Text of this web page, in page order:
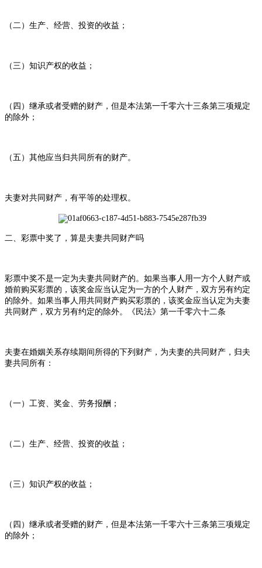
（二）生产、经营、投资的收益；
（三）知识产权的收益；
（四）继承或者受赠的财产，但是本法第一千零六十三条第三项规定
的除外；
（五）其他应当归共同所有的财产。
夫妻对共同财产，有平等的处理权。
二、彩票中奖了，算是夫妻共同财产吗
彩票中奖不是一定为夫妻共同财产的。如果当事人用一方个人财产或
婚前购买彩票的，该奖金应当认定为一方的个人财产，双方另有约定
的除外。如果当事人用共同财产购买彩票的，该奖金应当认定为夫妻
共同财产，双方另有约定的除外。《民法》第一千零六十二条
夫妻在婚姻关系存续期间所得的下列财产，为夫妻的共同财产，归夫
妻共同所有：
（一）工资、奖金、劳务报酬；
（二）生产、经营、投资的收益；
（三）知识产权的收益；
（四）继承或者受赠的财产，但是本法第一千零六十三条第三项规定
的除外；